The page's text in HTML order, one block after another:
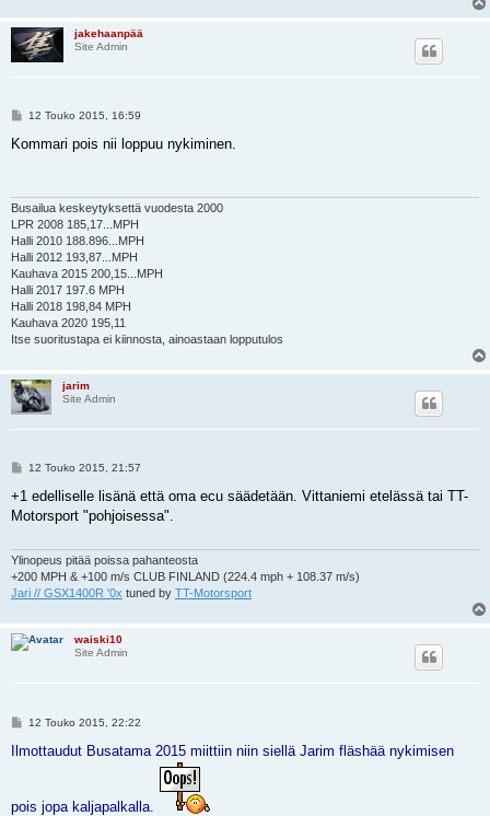
jakehaanpää
Site Admin
V
e
12 Touko 2015, 16:59
Kommari pois nii loppuu nykiminen.
Busailua keskeytyksettä vuodesta 2000
LPR 2008 185,17...MPH
Halli 2010 188.896...MPH
Halli 2012 193,87...MPH
Kauhava 2015 200,15...MPH
Halli 2017 197.6 MPH
Halli 2018 198,84 MPH
Kauhava 2020 195,11
Itse suoritustapa ei kiinnosta, ainoastaan lopputulos
jarim
Site Admin
V
e
t
12 Touko 2015, 21:57
+1 edelliselle lisänä että oma ecu säädetään. Vittaniemi etelässä tai TT-
Motorsport "pohjoisessa".
Ylinopeus pitää poissa pahanteosta
+200 MPH & +100 m/s CLUB FINLAND (224.4 mph + 108.37 m/s)
Jari // GSX1400R '0x tuned by TT-Motorsport
waiski10
Site Admin
V
e
12 Touko 2015, 22:22
Ilmottaudut Busatama 2015 miittiin niin siellä Jarim fläshää nykimisen
pois jopa kaljapalkalla.